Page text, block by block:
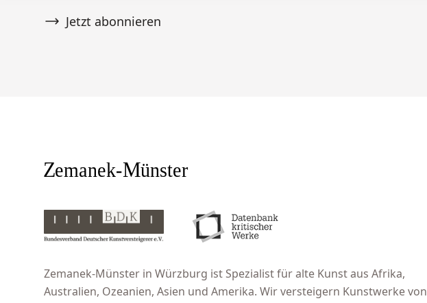
Jetzt abonnieren
Zemanek-Münster in Würzburg ist Spezialist für alte Kunst aus Afrika,
Australien, Ozeanien, Asien und Amerika. Wir versteigern Kunstwerke von